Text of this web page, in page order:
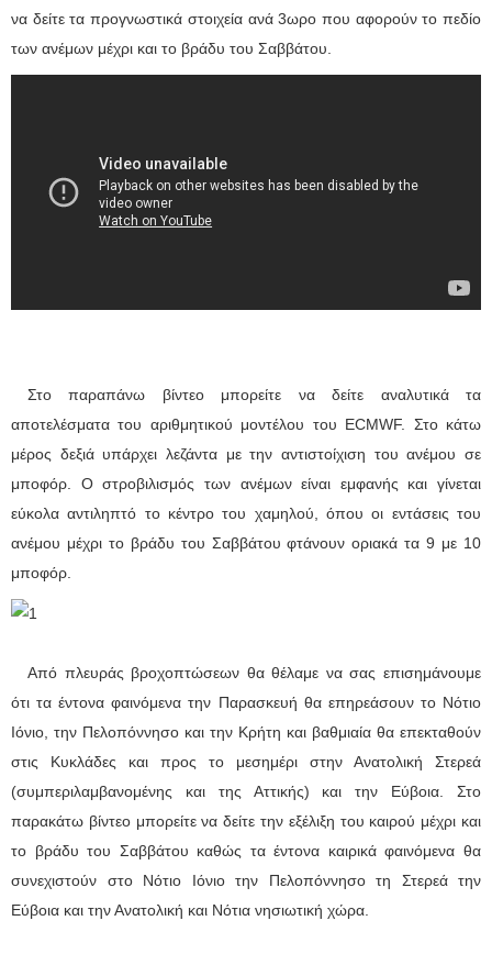
να δείτε τα προγνωστικά στοιχεία ανά 3ωρο που αφορούν το πεδίο
των ανέμων μέχρι και το βράδυ του Σαββάτου.
Στο παραπάνω βίντεο μπορείτε να δείτε αναλυτικά τα
αποτελέσματα του αριθμητικού μοντέλου του ECMWF. Στο κάτω
μέρος δεξιά υπάρχει λεζάντα με την αντιστοίχιση του ανέμου σε
μποφόρ. Ο στροβιλισμός των ανέμων είναι εμφανής και γίνεται
εύκολα αντιληπτό το κέντρο του χαμηλού, όπου οι εντάσεις του
ανέμου μέχρι το βράδυ του Σαββάτου φτάνουν οριακά τα 9 με 10
μποφόρ.
Από πλευράς βροχοπτώσεων θα θέλαμε να σας επισημάνουμε
ότι τα έντονα φαινόμενα την Παρασκευή θα επηρεάσουν το Νότιο
Ιόνιο, την Πελοπόννησο και την Κρήτη και βαθμιαία θα επεκταθούν
στις Κυκλάδες και προς το μεσημέρι στην Ανατολική Στερεά
(συμπεριλαμβανομένης και της Αττικής) και την Εύβοια. Στο
παρακάτω βίντεο μπορείτε να δείτε την εξέλιξη του καιρού μέχρι και
το βράδυ του Σαββάτου καθώς τα έντονα καιρικά φαινόμενα θα
συνεχιστούν στο Νότιο Ιόνιο την Πελοπόννησο τη Στερεά την
Εύβοια και την Ανατολική και Νότια νησιωτική χώρα.